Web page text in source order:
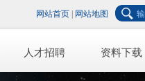
网站首页 网站地图
人才招聘 资料下载